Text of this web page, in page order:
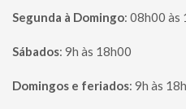
Segunda à Domingo: 08h00 às
Sábados: 9h às 18h00
Domingos e feriados: 9h às 18h